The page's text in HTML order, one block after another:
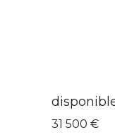
31 500 €